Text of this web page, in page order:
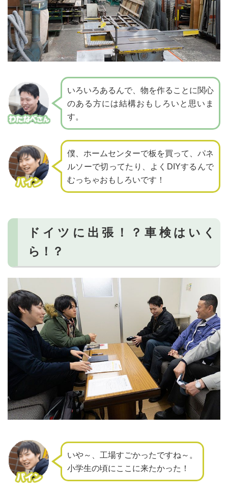
いろいろあるんで、物を作ることに関心
のある方には結構おもしろいと思いま
す。
僕、ホームセンターで板を買って、パネ
ルソーで切ってたり、
よくDIYするんで
むっちゃおもしろいです！
ドイツに出張！？車検はいく
ら！？
いや～、工場すごかったですね～。
小学生の頃にここに来たかった！